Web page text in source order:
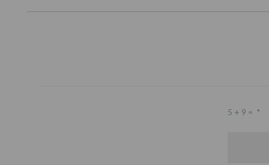
5 + 9 = *